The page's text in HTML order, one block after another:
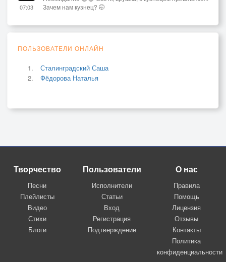
07:03
Зачем нам кузнец? 🤭
ПОЛЬЗОВАТЕЛИ ОНЛАЙН
Сталинградский Саша
Фёдорова Наталья
Творчество
Песни
Плейлисты
Видео
Стихи
Блоги
Пользователи
Исполнители
Статьи
Вход
Регистрация
Подтверждение
О нас
Правила
Помощь
Лицензия
Отзывы
Контакты
Политика
конфиденциальности